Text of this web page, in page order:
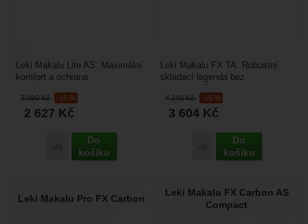
3 090Kč -15 %
2 627 Kč
Přidat 'Leki Makalu Lite AS' k porovnání
Do
košíku
Leki Makalu Lite AS: Maximální
komfort a ochrana
(Antishock) je technologicky...
4 240Kč -15 %
3 604 Kč
Přidat 'Leki Makalu FX
Do
košíku
Leki Makalu FX TA: Robustní
skládací legenda bez
(Folding Aluminium) je
odpovědí...
Leki Makalu Pro FX Carbon
Leki Makalu FX Carbon AS
Compact